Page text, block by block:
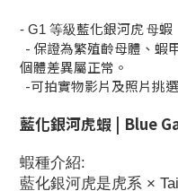
- G1 等級藍化銀河虎母蝦
- 保證為繁殖齡母體、蝦
個體差異屬正常。
-可拍實物影片及照片挑選
藍化銀河虎蝦 | Blue
蝦種介紹:
藍化銀河虎是虎系 ×